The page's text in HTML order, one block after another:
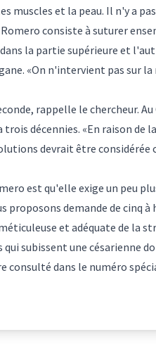
muscles et la peau. Il n'y a
consiste à suturer
la partie supérieure et
«On n'intervient pas sur la
rappelle le chercheur.
décennies. «En raison de
devrait être
est qu'elle exige un peu
demande de cinq
et adéquate de la
subissent une césarienne
consulté dans le numéro